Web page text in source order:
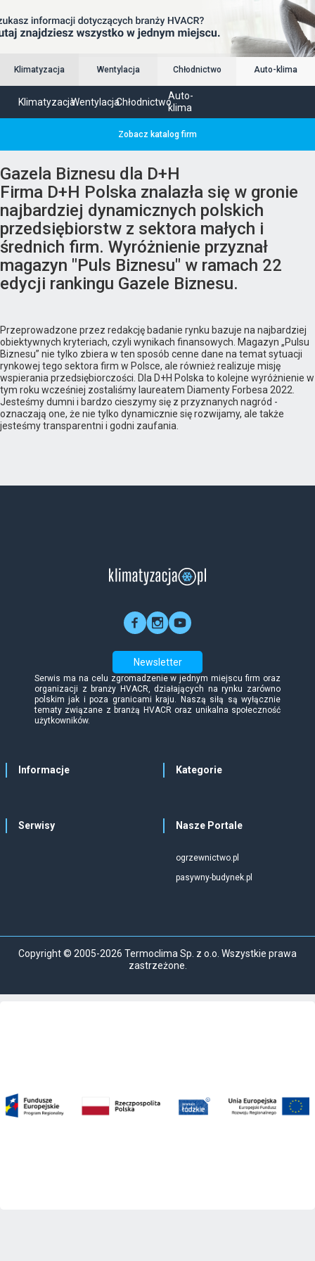
Klimatyzacja Wentylacja Chłodnictwo Auto-klima
KlimatyzacjaWentylacjaChłodnictwo
Auto-
klima
Zobacz katalog firm
Gazela Biznesu dla D+H
Firma D+H Polska znalazła się w gronie
najbardziej dynamicznych polskich
przedsiębiorstw z sektora małych i
średnich firm. Wyróżnienie przyznał
magazyn "Puls Biznesu" w ramach 22
edycji rankingu Gazele Biznesu.
Przeprowadzone przez redakcję badanie rynku bazuje na najbardziej
obiektywnych kryteriach, czyli wynikach finansowych. Magazyn „Pulsu
Biznesu” nie tylko zbiera w ten sposób cenne dane na temat sytuacji
rynkowej tego sektora firm w Polsce, ale również realizuje misję
wspierania przedsiębiorczości. Dla D+H Polska to kolejne wyróżnienie w
tym roku wcześniej zostaliśmy laureatem Diamenty Forbesa 2022.
Jesteśmy dumni i bardzo cieszymy się z przyznanych nagród -
oznaczają one, że nie tylko dynamicznie się rozwijamy, ale także
jesteśmy transparentni i godni zaufania.
Newsletter
Serwis ma na celu zgromadzenie w jednym miejscu firm oraz
organizacji z branży HVACR, działających na rynku zarówno
polskim jak i poza granicami kraju. Naszą siłą są wyłącznie
tematy związane z branżą HVACR oraz unikalna społeczność
użytkowników.
Informacje Kategorie
Serwisy Nasze Portale
ogrzewnictwo.pl
pasywny-budynek.pl
Copyright © 2005-2026 Termoclima Sp. z o.o. Wszystkie prawa
zastrzeżone.